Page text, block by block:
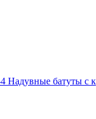
Надувные батуты с